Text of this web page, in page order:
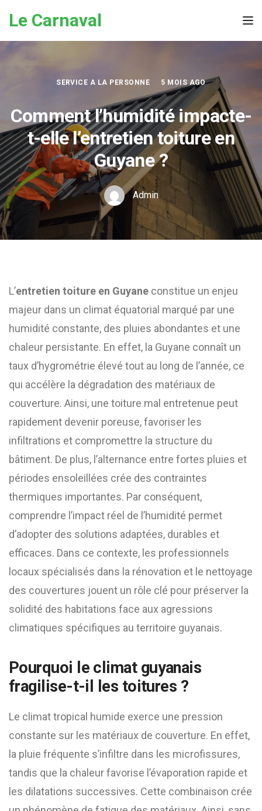
Le Carnaval
SERVICE A LA PERSONNE 5 MOIS AGO
Comment l’humidité impacte-
t-elle l’entretien toiture en
Guyane ?
Admin
L’entretien toiture en Guyane constitue un enjeu
majeur dans un climat équatorial marqué par une
humidité constante, des pluies abondantes et une
chaleur persistante. En effet, la Guyane connaît un
taux d’hygrométrie élevé tout au long de l’année, ce
qui accélère la dégradation des matériaux de
couverture. Ainsi, une toiture mal entretenue peut
rapidement devenir poreuse, favoriser les
infiltrations et compromettre la structure du
bâtiment. De plus, l’alternance entre fortes pluies et
périodes ensoleillées crée des contraintes
thermiques importantes. Par conséquent,
comprendre l’impact réel de l’humidité permet
d’adopter des solutions adaptées, durables et
efficaces. Dans ce contexte, les professionnels
locaux spécialisés dans la rénovation et le nettoyage
des couvertures jouent un rôle clé pour préserver la
solidité des habitations face aux agressions
climatiques spécifiques au territoire guyanais.
Pourquoi le climat guyanais
fragilise-t-il les toitures ?
Le climat tropical humide exerce une pression
constante sur les matériaux de couverture. En effet,
la pluie fréquente s’infiltre dans les microfissures,
tandis que la chaleur favorise l’évaporation rapide et
les dilatations successives. Cette combinaison crée